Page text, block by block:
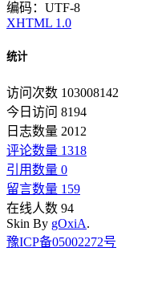
编码：UTF-8
XHTML 1.0
统计
访问次数 103008142
今日访问 8194
日志数量 2012
评论数量 1318
引用数量 0
留言数量 159
在线人数 94
Skin By gOxiA.
豫ICP备05002272号